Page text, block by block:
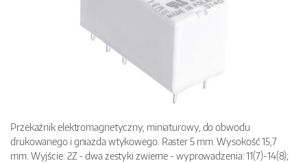
Przekaźnik elektromagnetyczny, miniaturowy, do obwodu
drukowanego i gniazda wtykowego. Raster 5 mm. Wysokość 15,7
mm. Wyjście: 2Z - dwa zestyki zwierne - wyprowadzenia: 11(7)-14(8);